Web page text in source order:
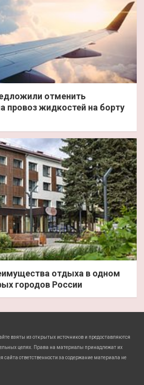
отменить
провоз жидкостей на борту
отдыха в одном
городов России
взяты из открытых источников и предоставляются
целях. Права на материалы принадлежат их
ответственности за содержание материала не